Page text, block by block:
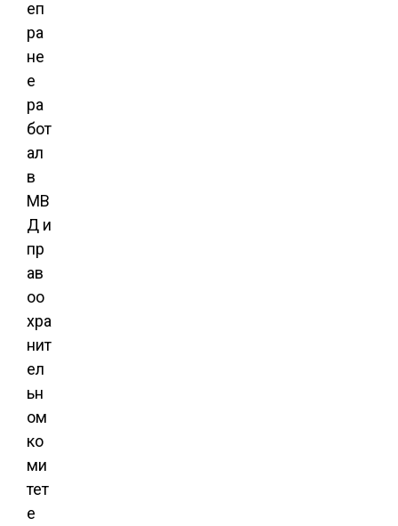
еп
ра
не
е
ра
бот
ал
в
МВ
Д и
пр
ав
оо
хра
нит
ел
ьн
ом
ко
ми
тет
е